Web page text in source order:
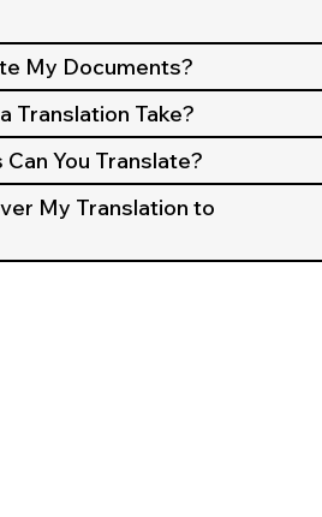
My Documents?
Translation Take?
You Translate?
My Translation to